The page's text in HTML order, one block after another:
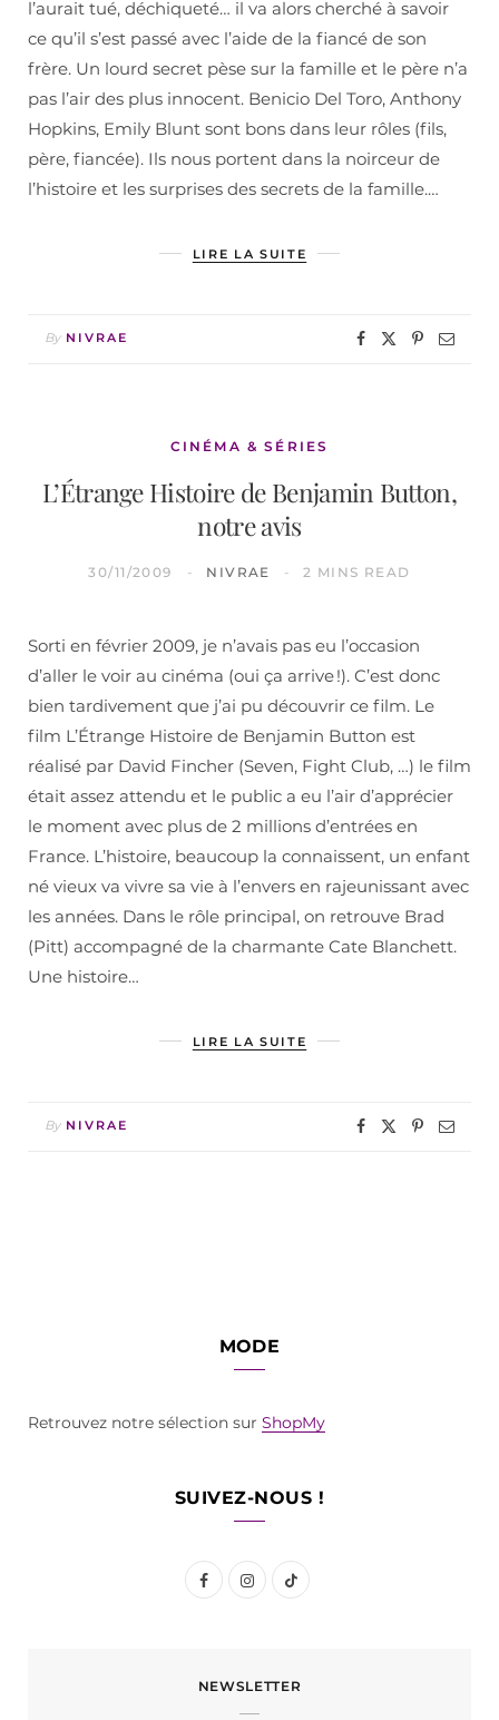
l’aurait tué, déchiqueté… il va alors cherché à savoir
ce qu’il s’est passé avec l’aide de la fiancé de son
frère. Un lourd secret pèse sur la famille et le père n’a
pas l’air des plus innocent. Benicio Del Toro, Anthony
Hopkins, Emily Blunt sont bons dans leur rôles (fils,
père, fiancée). Ils nous portent dans la noirceur de
l’histoire et les surprises des secrets de la famille.…
LIRE LA SUITE
By NIVRAE
CINÉMA & SÉRIES
L’Étrange Histoire de Benjamin Button,
notre avis
30/11/2009 NIVRAE 2 MINS READ
Sorti en février 2009, je n’avais pas eu l’occasion
d’aller le voir au cinéma (oui ça arrive !). C’est donc
bien tardivement que j’ai pu découvrir ce film. Le
film L’Étrange Histoire de Benjamin Button est
réalisé par David Fincher (Seven, Fight Club, …) le film
était assez attendu et le public a eu l’air d’apprécier
le moment avec plus de 2 millions d’entrées en
France. L’histoire, beaucoup la connaissent, un enfant
né vieux va vivre sa vie à l’envers en rajeunissant avec
les années. Dans le rôle principal, on retrouve Brad
(Pitt) accompagné de la charmante Cate Blanchett.
Une histoire…
LIRE LA SUITE
By NIVRAE
MODE
Retrouvez notre sélection sur ShopMy
SUIVEZ-NOUS !
F
e
I
t
T
T
NEWSLETTER